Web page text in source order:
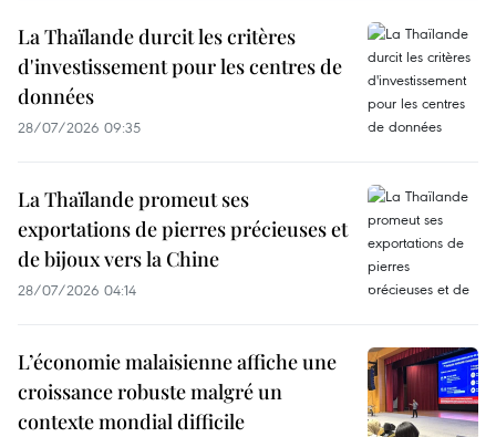
La Thaïlande durcit les critères
d'investissement pour les centres de
données
28/07/2026 09:35
La Thaïlande promeut ses
exportations de pierres précieuses et
de bijoux vers la Chine
28/07/2026 04:14
L’économie malaisienne affiche une
croissance robuste malgré un
contexte mondial difficile